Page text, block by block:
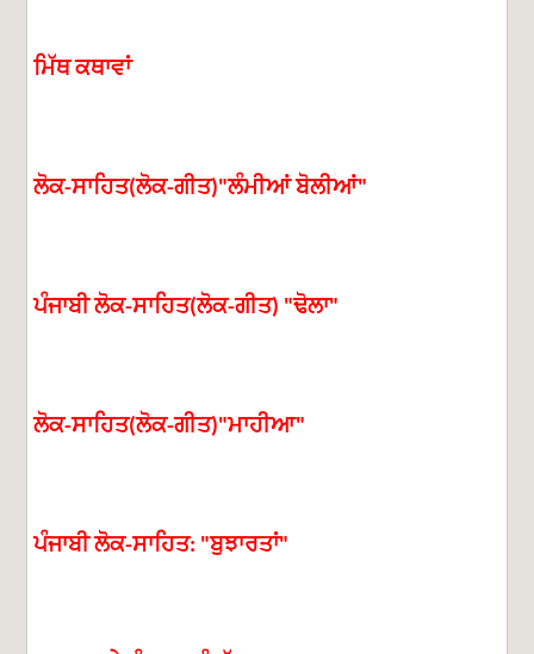
ਮਿੱਥਕਥਾਵਾਂ
ਲੋਕ-ਸਾਹਿਤ(ਲੋਕ-ਗੀਤ)"ਲੰਮੀਆਂਬੋਲੀਆਂ"
ਪੰਜਾਬੀਲੋਕ-ਸਾਹਿਤ(ਲੋਕ-ਗੀਤ) "ਢੋਲਾ"
ਲੋਕ-ਸਾਹਿਤ(ਲੋਕ-ਗੀਤ)"ਮਾਹੀਆ"
ਪੰਜਾਬੀਲੋਕ-ਸਾਹਿਤ: "ਬੁਝਾਰਤਾਂ"